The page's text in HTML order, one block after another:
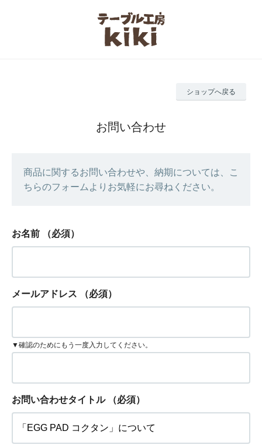
ショップへ戻る
お問い合わせ
商品に関するお問い合わせや、納期については、こ
ちらのフォームよりお気軽にお尋ねください。
お名前 （必須）
メールアドレス （必須）
▼確認のためにもう一度入力してください。
お問い合わせタイトル （必須）